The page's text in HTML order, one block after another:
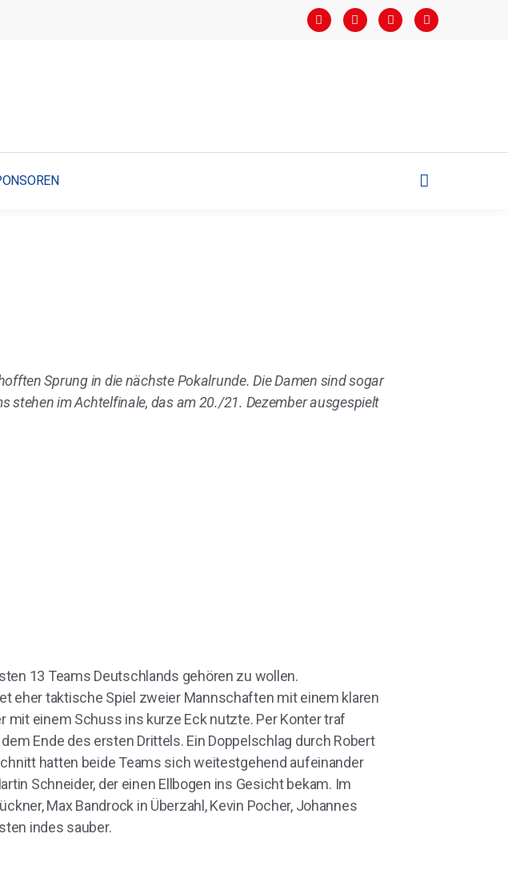
Sprung in die nächste Pokalrunde. Die Damen sind sogar
stehen im Achtelfinale, das am 20./21. Dezember ausgespielt
13 Teams Deutschlands gehören zu wollen.
eher taktische Spiel zweier Mannschaften mit einem klaren
mit einem Schuss ins kurze Eck nutzte. Per Konter traf
Ende des ersten Drittels. Ein Doppelschlag durch Robert
hatten beide Teams sich weitestgehend aufeinander
Schneider, der einen Ellbogen ins Gesicht bekam. Im
Max Bandrock in Überzahl, Kevin Pocher, Johannes
indes sauber.